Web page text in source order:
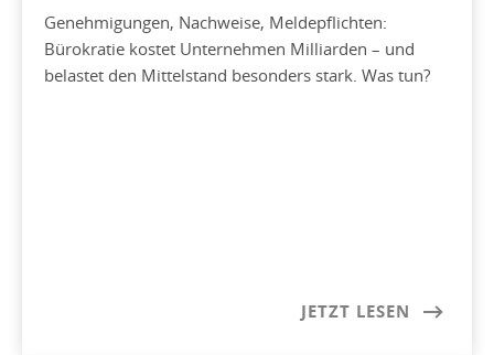
Genehmigungen, Nachweise, Meldepflichten:
Bürokratie kostet Unternehmen Milliarden – und
belastet den Mittelstand besonders stark. Was tun?
JETZT LESEN